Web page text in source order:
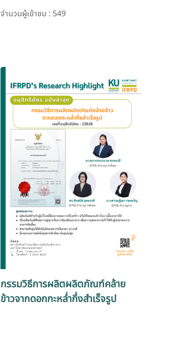
จำนวนผู้เข้าชม : 549
กรรมวิธีการผลิตผลิตภัณฑ์คล้าย
ข้าวจากดอกกะหล่ำกึ่งสำเร็จรูป